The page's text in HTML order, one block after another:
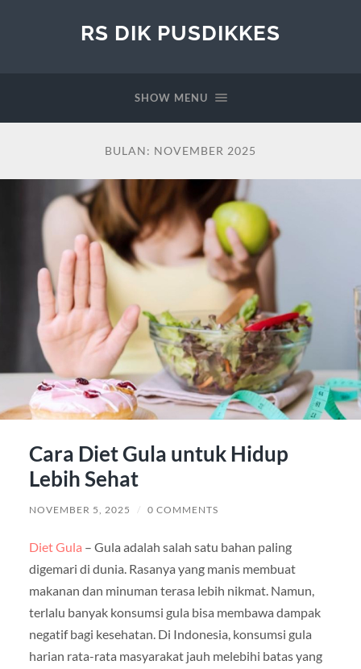
RS DIK PUSDIKKES
SHOW MENU
BULAN: NOVEMBER 2025
Cara Diet Gula untuk Hidup
Lebih Sehat
NOVEMBER 5, 2025 / 0 COMMENTS
Diet Gula – Gula adalah salah satu bahan paling
digemari di dunia. Rasanya yang manis membuat
makanan dan minuman terasa lebih nikmat. Namun,
terlalu banyak konsumsi gula bisa membawa dampak
negatif bagi kesehatan. Di Indonesia, konsumsi gula
harian rata-rata masyarakat jauh melebihi batas yang